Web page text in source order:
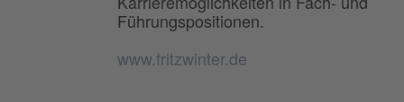
Führungspositionen.
www.fritzwinter.de